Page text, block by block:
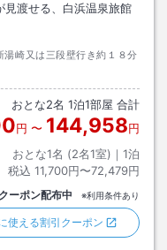
見渡せる、白浜温泉旅館
崎又は三段壁行き約１８分
おとな2名 1泊1部屋 合計
円 〜 144,958円
おとな1名 (2名1室)｜ 1泊
税込 11,700円〜72,479円
ーポン配布中 ※利用条件あり
使える割引クーポン